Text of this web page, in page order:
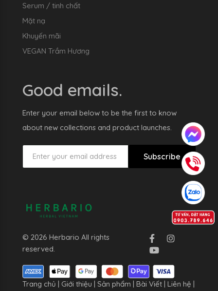
Serum / tinh chất
Mặt nạ
Khuyến mãi
VEGAN Trầm Hương
Good emails.
Enter your email below to be the first to know
about new collections and product launches.
Subscribe
© 2026 Herbario All rights
reserved.
Trang chủ Giới thiệu Sản phẩm Bài Viết Liên hệ